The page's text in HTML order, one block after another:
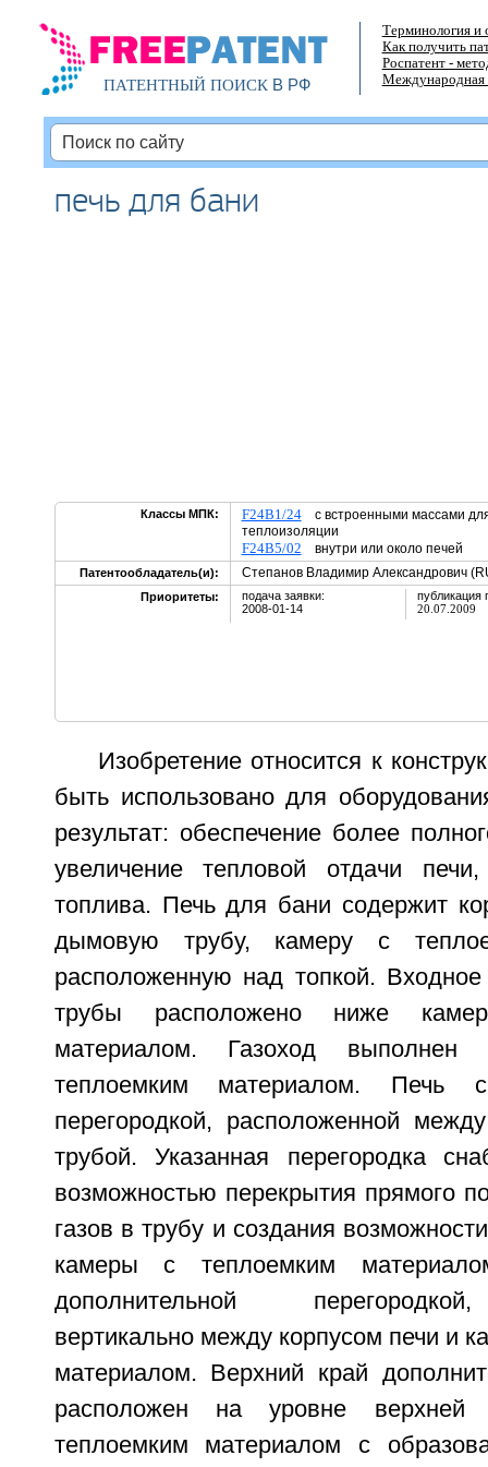
ПАТЕНТНЫЙ ПОИСКВ РФ
Терминология и
Как получить
Роспатент -
Международная
печь для бани
Классы МПК: F24B1/24с встроенными массами для
теплоизоляции
F24B5/02 внутри или около печей
Патентообладатель(и): Степанов Владимир Александрович
Приоритеты:
подача заявки:
2008-01-14
публикация
20.07.2009
Изобретение относится к
быть использовано для
результат: обеспечение более
увеличение тепловой отдачи
топлива. Печь для бани содержит
дымовую трубу, камеру с
расположенную над топкой.
трубы расположено ниже
материалом. Газоход
теплоемким материалом. Печь
перегородкой, расположенной
трубой. Указанная перегородка
возможностью перекрытия прямого
газов в трубу и создания
камеры с теплоемким
дополнительной
вертикально между корпусом печи и
материалом. Верхний край
расположен на уровне
теплоемким материалом с